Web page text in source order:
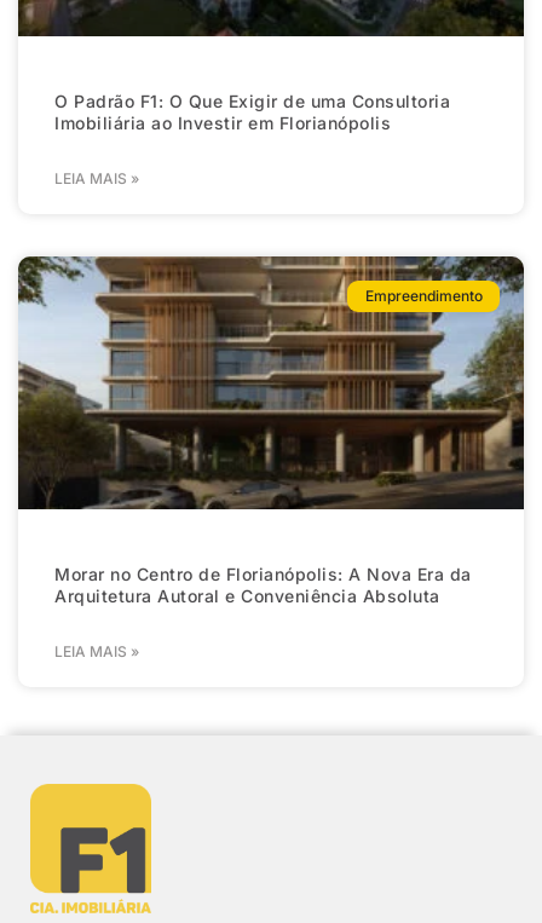
O Padrão F1: O Que Exigir de uma Consultoria
Imobiliária ao Investir em Florianópolis
LEIA MAIS »
Empreendimento
Morar no Centro de Florianópolis: A Nova Era da
Arquitetura Autoral e Conveniência Absoluta
LEIA MAIS »